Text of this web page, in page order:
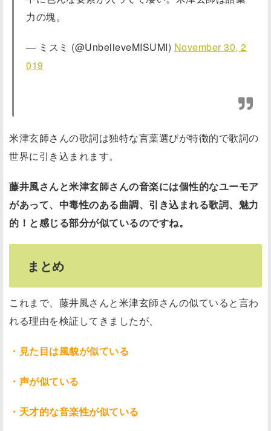
力の塊。
— ミスミ (@UnbelieveMISUMI) November 30, 2
019
米津玄師さんの歌詞は独特な言葉選びが特徴的で歌詞の
世界に引き込まれます。
藤井風さんと米津玄師さんの音楽には個性的なユーモア
があって、中毒性のある曲調、引き込まれる歌詞、魅力
的！と感じる部分が似ているのですね。
まとめ
これまで、藤井風さんと米津玄師さんの似ていると言わ
れる理由を検証してきましたが、
・見た目は風貌が似ている
・声が似ている
・天才的な音楽性が似ている